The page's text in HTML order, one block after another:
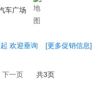
车广场
欢迎垂询
[更多促销信息]
下一页 共3页